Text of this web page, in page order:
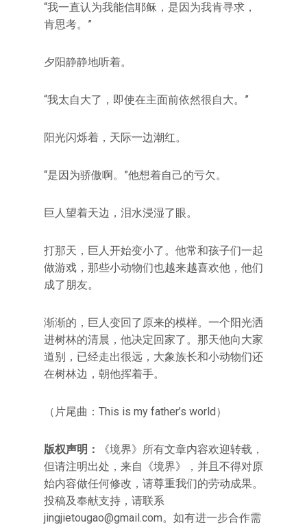
“我一直认为我能信耶稣，是因为我肯寻求，
肯思考。”
夕阳静静地听着。
“我太自大了，即使在主面前依然很自大。”
阳光闪烁着，天际一边潮红。
“是因为骄傲啊。”他想着自己的亏欠。
巨人望着天边，泪水浸湿了眼。
打那天，巨人开始变小了。他常和孩子们一起
做游戏，那些小动物们也越来越喜欢他，他们
成了朋友。
渐渐的，巨人变回了原来的模样。一个阳光洒
进树林的清晨，他决定回家了。那天他向大家
道别，已经走出很远，大象族长和小动物们还
在树林边，朝他挥着手。
（片尾曲：This is my father’s world）
版权声明：
《境界》所有文章内容欢迎转载，
但请注明出处，来自《境界》，并且不得对原
始内容做任何修改，请尊重我们的劳动成果。
投稿及奉献支持，请联系
jingjietougao@gmail.com。如有进一步合作需